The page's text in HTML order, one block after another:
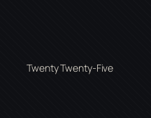
Twenty Twenty-Five